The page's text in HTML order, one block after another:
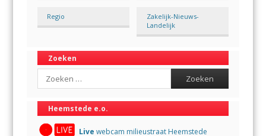
Regio
Zakelijk-Nieuws-
Landelijk
Zoeken
Search
Heemstede e.o.
Live webcam milieustraat Heemstede